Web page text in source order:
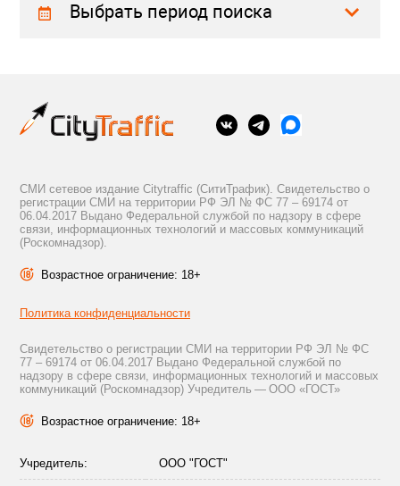
Выбрать период поиска
СМИ сетевое издание Citytraffic (СитиТрафик). Свидетельство о
регистрации СМИ на территории РФ ЭЛ № ФС 77 – 69174 от
06.04.2017 Выдано Федеральной службой по надзору в сфере
связи, информационных технологий и массовых коммуникаций
(Роскомнадзор).
Возрастное ограничение: 18+
Политика конфиденциальности
Свидетельство о регистрации СМИ на территории РФ ЭЛ № ФС
77 – 69174 от 06.04.2017 Выдано Федеральной службой по
надзору в сфере связи, информационных технологий и массовых
коммуникаций (Роскомнадзор) Учредитель — ООО «ГОСТ»
Возрастное ограничение: 18+
Учредитель: ООО "ГОСТ"